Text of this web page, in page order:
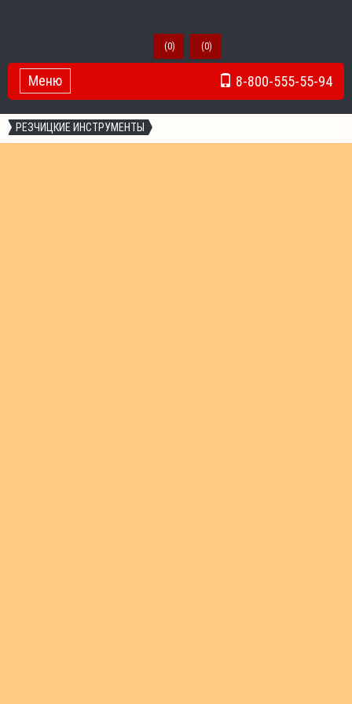
(0) (0)
8-800-555-55-94
Toggle Navigation
Меню
РЕЗЧИЦКИЕ ИНСТРУМЕНТЫ